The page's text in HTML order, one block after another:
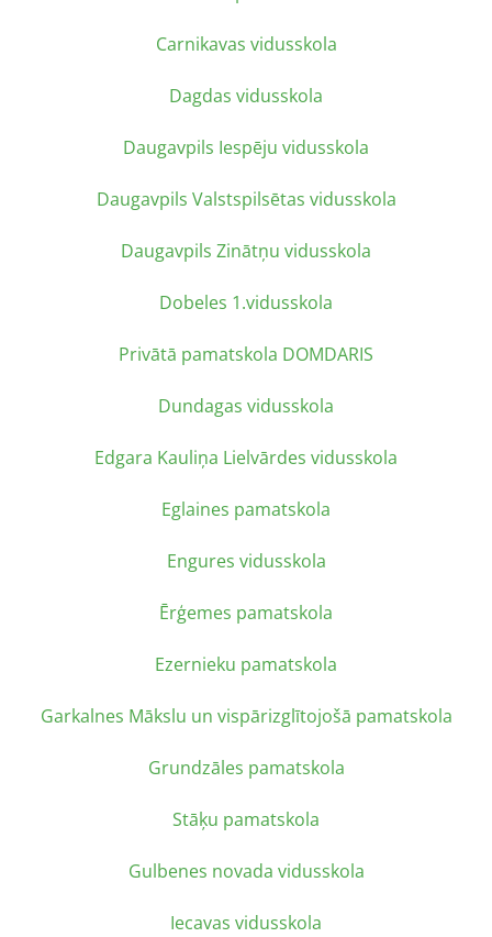
Carnikavas vidusskola
Dagdas vidusskola
Daugavpils Iespēju vidusskola
Daugavpils Valstspilsētas vidusskola
Daugavpils Zinātņu vidusskola
Dobeles 1.vidusskola
Privātā pamatskola DOMDARIS
Dundagas vidusskola
Edgara Kauliņa Lielvārdes vidusskola
Eglaines pamatskola
Engures vidusskola
Ērģemes pamatskola
Ezernieku pamatskola
Garkalnes Mākslu un vispārizglītojošā pamatskola
Grundzāles pamatskola
Stāķu pamatskola
Gulbenes novada vidusskola
Iecavas vidusskola